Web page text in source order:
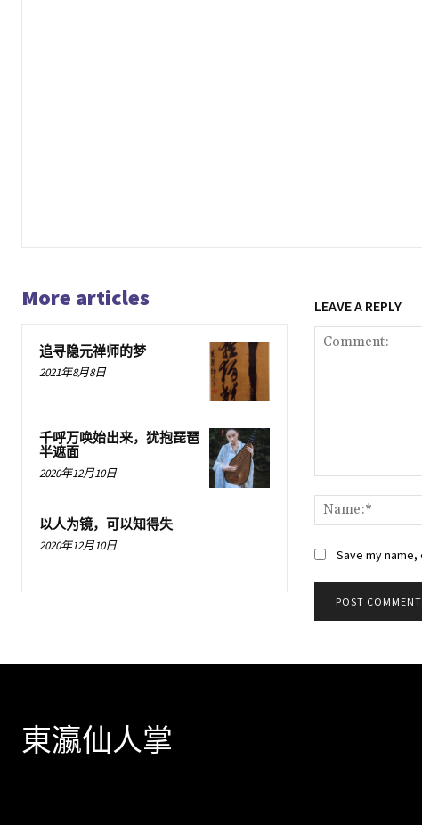
More articles
追寻隐元禅师的梦
2021年8月8日
千呼万唤始出来，犹抱琵琶
半遮面
2020年12月10日
以人为镜，可以知得失
2020年12月10日
LEAVE A REPLY
Save my
東瀛仙人掌